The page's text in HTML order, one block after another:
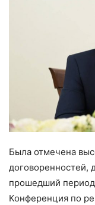
Была отмечена
договоренностей,
прошедший период
Конференция по